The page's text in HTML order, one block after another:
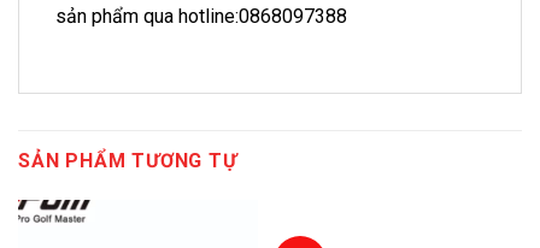
sản phẩm qua hotline:0868097388
SẢN PHẨM TƯƠNG TỰ